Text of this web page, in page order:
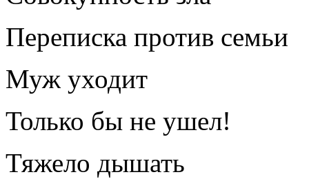
Переписка против семьи
Муж уходит
Только бы не ушел!
Тяжело дышать